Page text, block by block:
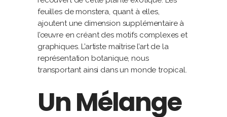
feuilles de monstera, quant à elles,
ajoutent une dimension supplémentaire à
l’œuvre en créant des motifs complexes et
graphiques. L’artiste maîtrise l’art de la
représentation botanique, nous
transportant ainsi dans un monde tropical.
Un Mélange